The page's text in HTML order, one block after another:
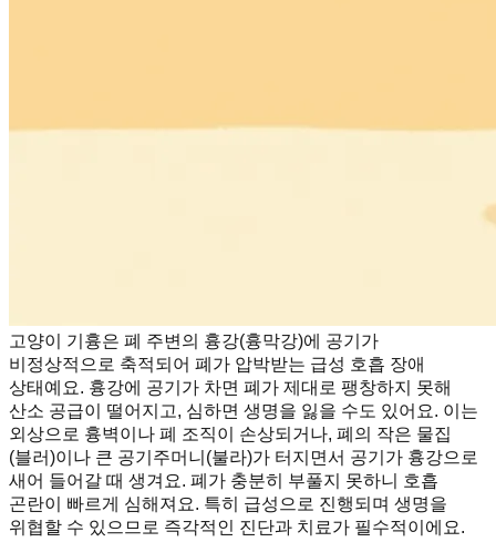
고양이 기흉은 폐 주변의 흉강(흉막강)에 공기가
비정상적으로 축적되어 폐가 압박받는 급성 호흡 장애
상태예요. 흉강에 공기가 차면 폐가 제대로 팽창하지 못해
산소 공급이 떨어지고, 심하면 생명을 잃을 수도 있어요. 이는
외상으로 흉벽이나 폐 조직이 손상되거나, 폐의 작은 물집
(블러)이나 큰 공기주머니(불라)가 터지면서 공기가 흉강으로
새어 들어갈 때 생겨요. 폐가 충분히 부풀지 못하니 호흡
곤란이 빠르게 심해져요. 특히 급성으로 진행되며 생명을
위협할 수 있으므로 즉각적인 진단과 치료가 필수적이에요.